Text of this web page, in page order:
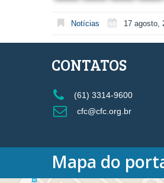
Notícias 17 agosto,
CONTATOS
(61) 3314-9600
cfc@cfc.org.br
Mapa do